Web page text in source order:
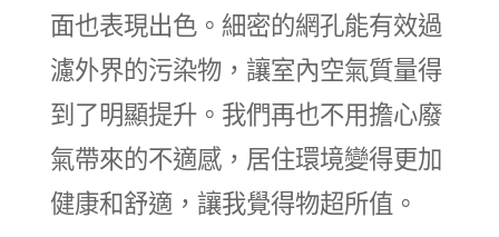
面也表現出色。細密的網孔能有效過
濾外界的污染物，讓室內空氣質量得
到了明顯提升。我們再也不用擔心廢
氣帶來的不適感，居住環境變得更加
健康和舒適，讓我覺得物超所值。